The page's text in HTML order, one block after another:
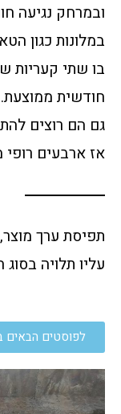
ובמרחק נגיעה
במלונות כגון
בו שתי קעריות
חודשית ממוצעת.
גם הם רוצים
אז ארבעים
תפיסת ערך
עליו תלויה בסוג
לפוסטים הבאים